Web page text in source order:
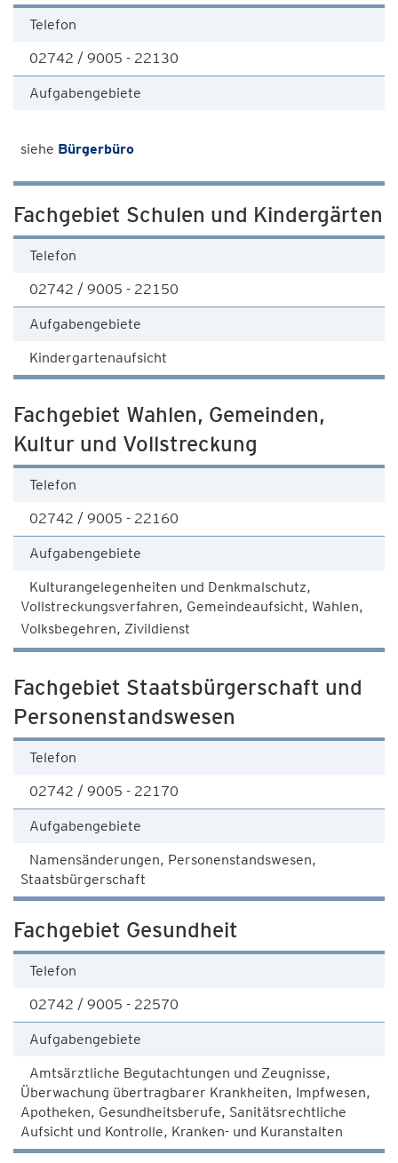
Telefon
02742 / 9005 - 22130
Aufgabengebiete
siehe Bürgerbüro
Fachgebiet Schulen und Kindergärten
Telefon
02742 / 9005 - 22150
Aufgabengebiete
Kindergartenaufsicht
Fachgebiet Wahlen, Gemeinden,
Kultur und Vollstreckung
Telefon
02742 / 9005 - 22160
Aufgabengebiete
Kulturangelegenheiten und Denkmalschutz,
Vollstreckungsverfahren, Gemeindeaufsicht, Wahlen,
Volksbegehren, Zivildienst
Fachgebiet Staatsbürgerschaft und
Personenstandswesen
Telefon
02742 / 9005 - 22170
Aufgabengebiete
Namensänderungen, Personenstandswesen,
Staatsbürgerschaft
Fachgebiet Gesundheit
Telefon
02742 / 9005 - 22570
Aufgabengebiete
Amtsärztliche Begutachtungen und Zeugnisse,
Überwachung übertragbarer Krankheiten, Impfwesen,
Apotheken, Gesundheitsberufe, Sanitätsrechtliche
Aufsicht und Kontrolle, Kranken- und Kuranstalten